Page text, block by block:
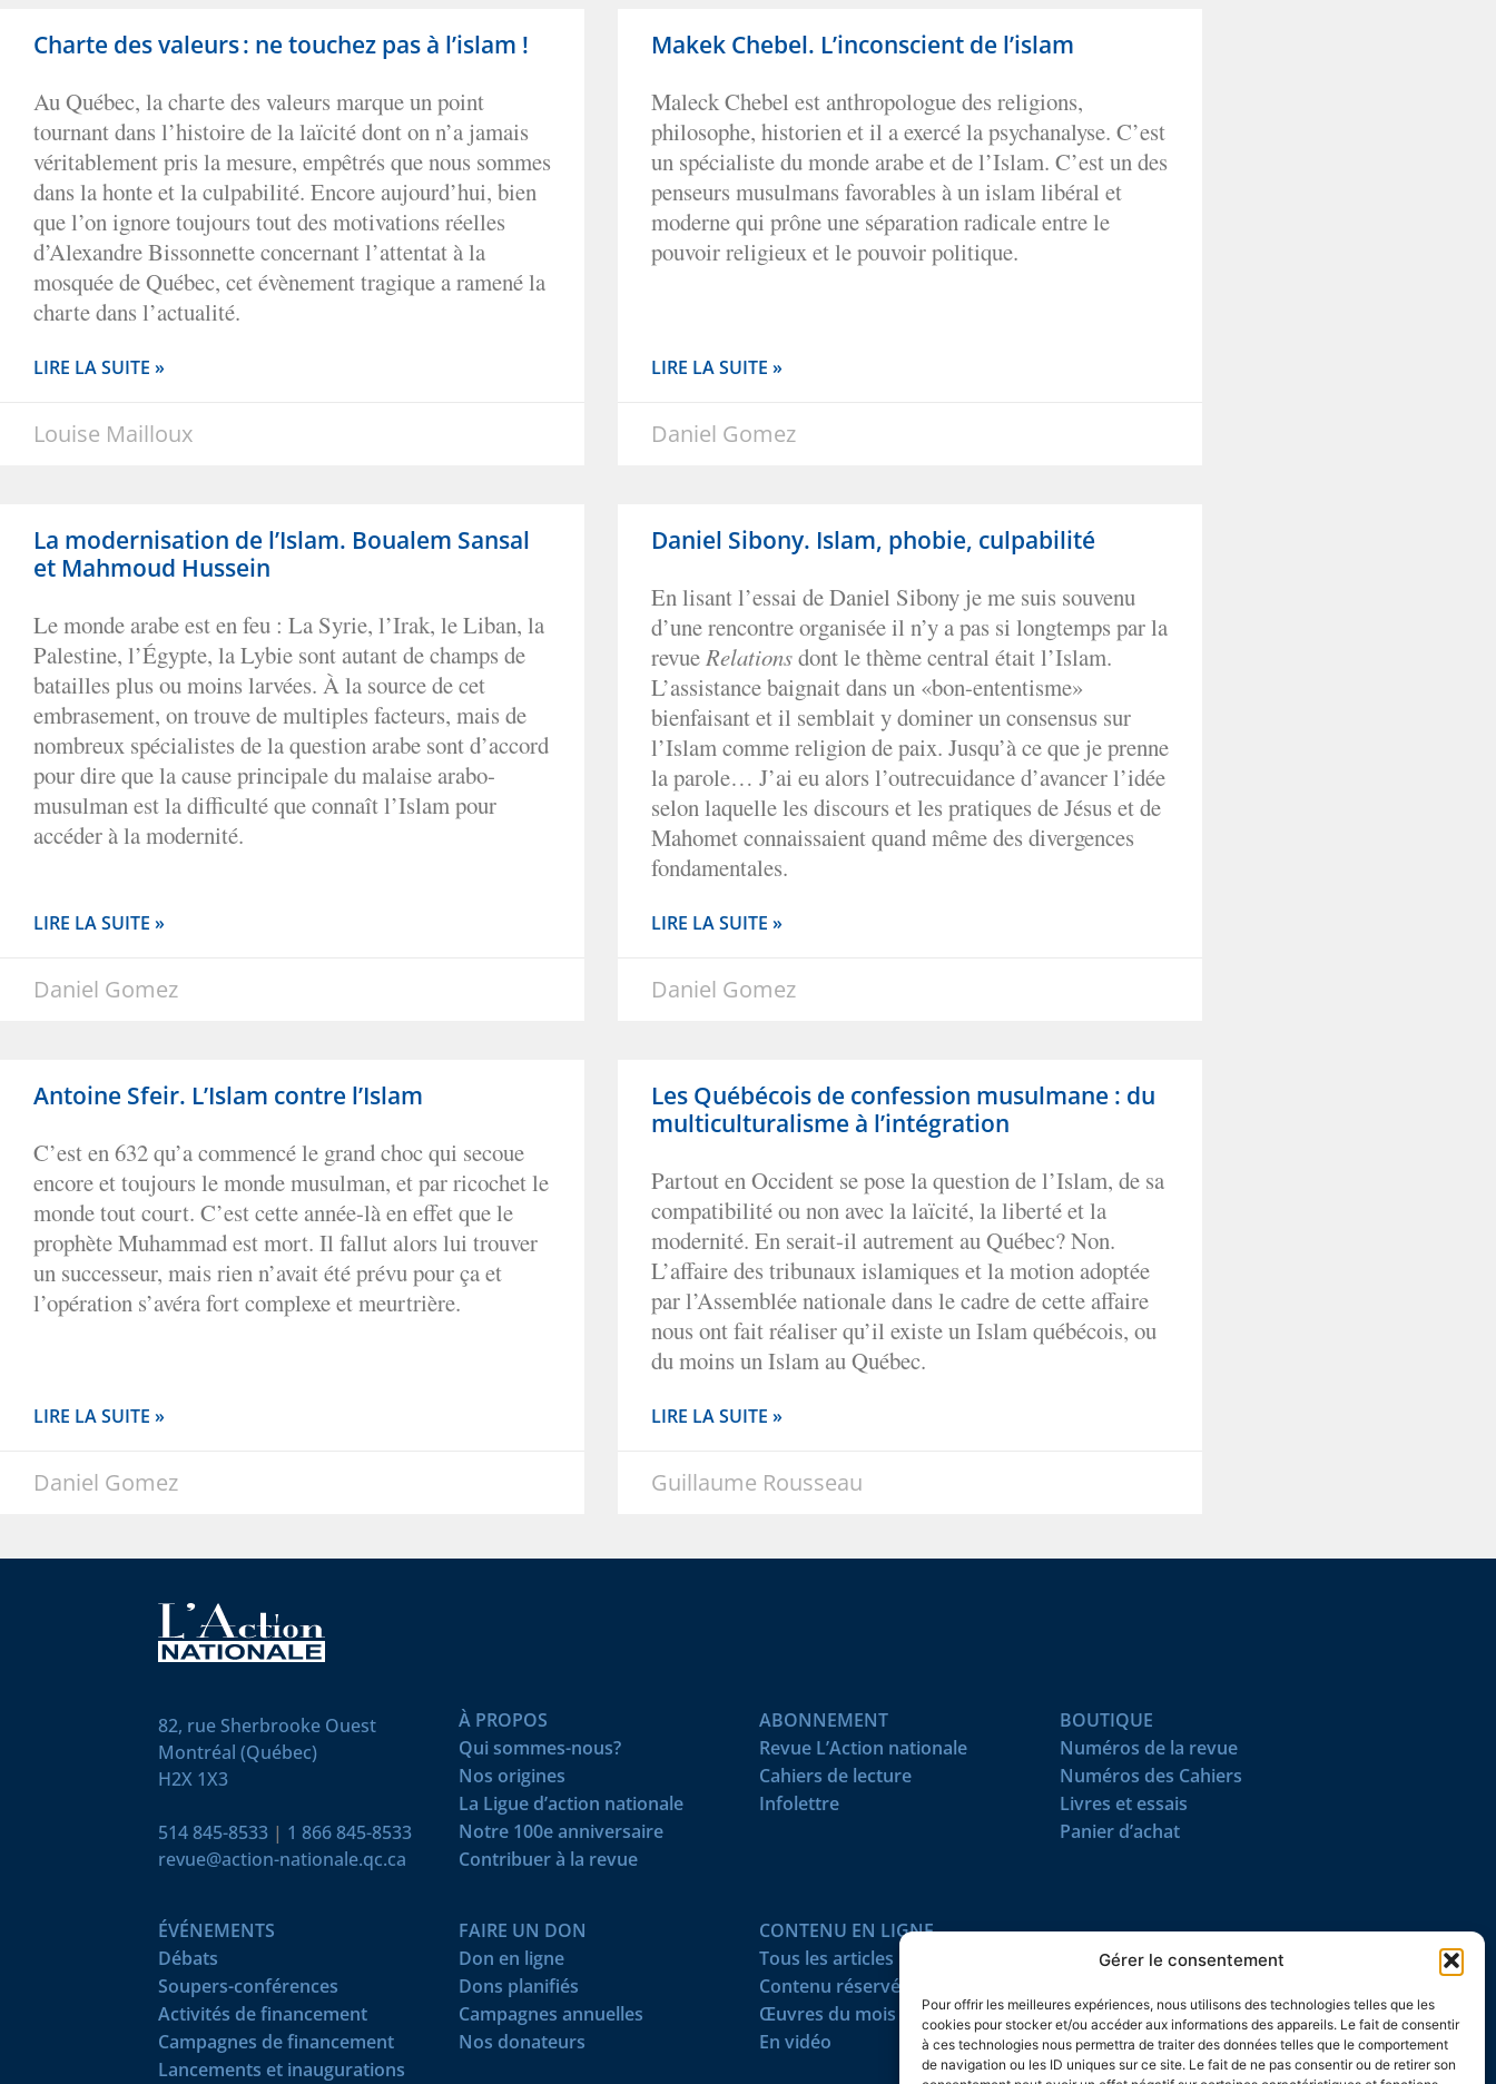
Gérer le consentement
Pour offrir les meilleures expériences, nous utilisons des technologies telles que les
cookies pour stocker et/ou accéder aux informations des appareils. Le fait de consentir
à ces technologies nous permettra de traiter des données telles que le comportement
de navigation ou les ID uniques sur ce site. Le fait de ne pas consentir ou de retirer son
Charte des valeurs : ne touchez pas à l’islam !
Au Québec, la charte des valeurs marque un point
tournant dans l’histoire de la laïcité dont on n’a jamais
véritablement pris la mesure, empêtrés que nous sommes
dans la honte et la culpabilité. Encore aujourd’hui, bien
que l’on ignore toujours tout des motivations réelles
d’Alexandre Bissonnette concernant l’attentat à la
mosquée de Québec, cet évènement tragique a ramené la
charte dans l’actualité.
LIRE LA SUITE »
Louise Mailloux
Makek Chebel. L’inconscient de l’islam
Maleck Chebel est anthropologue des religions,
philosophe, historien et il a exercé la psychanalyse. C’est
un spécialiste du monde arabe et de l’Islam. C’est un des
penseurs musulmans favorables à un islam libéral et
moderne qui prône une séparation radicale entre le
pouvoir religieux et le pouvoir politique.
LIRE LA SUITE »
Daniel Gomez
La modernisation de l’Islam. Boualem Sansal
et Mahmoud Hussein
Le monde arabe est en feu : La Syrie, l’Irak, le Liban, la
Palestine, l’Égypte, la Lybie sont autant de champs de
batailles plus ou moins larvées. À la source de cet
embrasement, on trouve de multiples facteurs, mais de
nombreux spécialistes de la question arabe sont d’accord
pour dire que la cause principale du malaise arabo-
musulman est la difficulté que connaît l’Islam pour
accéder à la modernité.
LIRE LA SUITE »
Daniel Gomez
Daniel Sibony. Islam, phobie, culpabilité
En lisant l’essai de Daniel Sibony je me suis souvenu
d’une rencontre organisée il n’y a pas si longtemps par la
revue Relationsdont le thème central était l’Islam.
L’assistance baignait dans un «bon-ententisme»
bienfaisant et il semblait y dominer un consensus sur
l’Islam comme religion de paix. Jusqu’à ce que je prenne
la parole… J’ai eu alors l’outrecuidance d’avancer l’idée
selon laquelle les discours et les pratiques de Jésus et de
Mahomet connaissaient quand même des divergences
fondamentales.
LIRE LA SUITE »
Daniel Gomez
Antoine Sfeir. L’Islam contre l’Islam
C’est en 632 qu’a commencé le grand choc qui secoue
encore et toujours le monde musulman, et par ricochet le
monde tout court. C’est cette année-là en effet que le
prophète Muhammad est mort. Il fallut alors lui trouver
un successeur, mais rien n’avait été prévu pour ça et
l’opération s’avéra fort complexe et meurtrière.
LIRE LA SUITE »
Daniel Gomez
Les Québécois de confession musulmane : du
multiculturalisme à l’intégration
Partout en Occident se pose la question de l’Islam, de sa
compatibilité ou non avec la laïcité, la liberté et la
modernité. En serait-il autrement au Québec? Non.
L’affaire des tribunaux islamiques et la motion adoptée
par l’Assemblée nationale dans le cadre de cette affaire
nous ont fait réaliser qu’il existe un Islam québécois, ou
du moins un Islam au Québec.
LIRE LA SUITE »
Guillaume Rousseau
82, rue Sherbrooke Ouest
Montréal (Québec)
H2X 1X3
514 845-8533 | 1 866 845-8533
revue@action-nationale.qc.ca
À PROPOS
Qui sommes-nous?
Nos origines
La Ligue d’action nationale
Notre 100e anniversaire
Contribuer à la revue
ABONNEMENT
Revue L’Action nationale
Cahiers de lecture
Infolettre
BOUTIQUE
Numéros de la revue
Numéros des Cahiers
Livres et essais
Panier d’achat
ÉVÉNEMENTS
Débats
Soupers-conférences
Activités de financement
Campagnes de financement
Lancements et inaugurations
FAIRE UN DON
Don en ligne
Dons planifiés
Campagnes annuelles
Nos donateurs
CONTENU EN LIGNE
Tous les articles
Contenu réservé
Œuvres du mois
En vidéo
SUIVEZ-NOUS